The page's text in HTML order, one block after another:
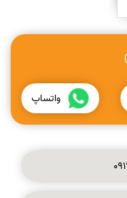
واتساپ